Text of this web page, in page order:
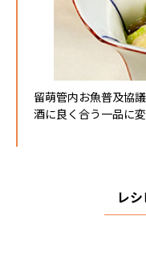
留萌管内お魚普及協
酒に良く合う一品に
レ